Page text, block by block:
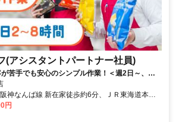
(アシスタントパートナー社員)
が苦手でも安心のシンプル作業！＜週2日～、働
神なんば線 新在家徒歩約6分、ＪＲ東海道本線
14分、阪神本線/阪神なんば線 大石徒歩約13分
円